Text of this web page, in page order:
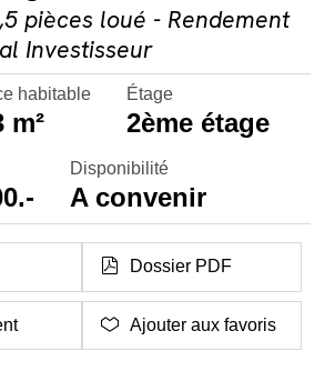
pièces loué - Rendement
Investisseur
habitable
m²
Étage
2ème étage
Disponibilité
A convenir
Dossier PDF
Ajouter aux favoris